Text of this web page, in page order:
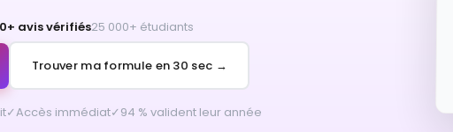
avis vérifiés25 000+ étudiants
Trouver ma formule en 30 sec →
✓Accès immédiat✓94 % valident leur année